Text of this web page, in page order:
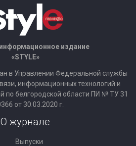
издание
«STYLE»
в Управлении Федеральной службы
информационных технологий и
по белгородской области ПИ № ТУ 31
от 30.03.2020 г.
О журнале
Выпуски